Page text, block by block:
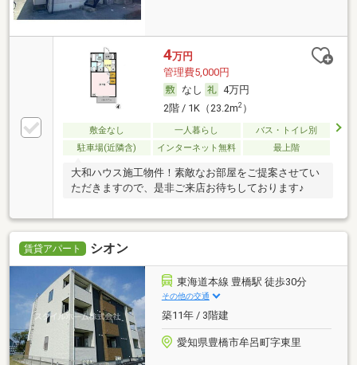
4万円
管理費5,000円
なし
4万円
2階 / 1K（23.2m2）
敷金なし 一人暮らし
バス・トイレ別
駐車場(近隣含)
インターネット無料 最上階
大和ハウス施工物件！素敵なお部屋をご提案させてい
ただきますので、是非ご来店お待ちしております♪
賃貸アパート シオン
東海道本線 豊橋駅 徒歩30分
その他の交通
築11年 / 3階建
愛知県豊橋市牟呂町字東里